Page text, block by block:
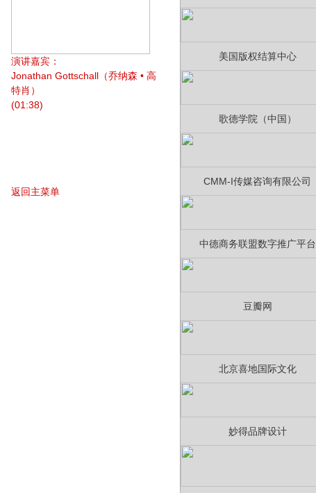
演讲嘉宾：
Jonathan Gottschall（乔纳森 • 高
特肖）
(01:38)
返回主菜单
美国版权结算中心
歌德学院（中国）
CMM-I传媒咨询有限公司
中德商务联盟数字推广平台
豆瓣网
北京喜地国际文化
妙得品牌设计